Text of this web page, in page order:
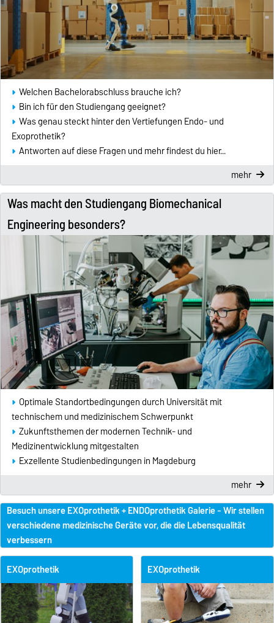
Welchen Bachelorabschluss brauche ich?
Bin ich für den Studiengang geeignet?
Was genau steckt hinter den Vertiefungen Endo- und
Exoprothetik?
Antworten auf diese Fragen und mehr findest du hier...
mehr
Was macht den Studiengang Biomechanical
Engineering besonders?
Optimale Standortbedingungen durch Universität mit
technischem und medizinischem Schwerpunkt
Zukunftsthemen der modernen Technik- und
Medizinentwicklung mitgestalten
Exzellente Studienbedingungen in Magdeburg
mehr
Besuch unsere EXOprothetik + ENDOprothetik Galerie - Wir stellen
verschiedene medizinische Geräte vor, die die Lebensqualität
verbessern
EXOprothetik
EXOprothetik